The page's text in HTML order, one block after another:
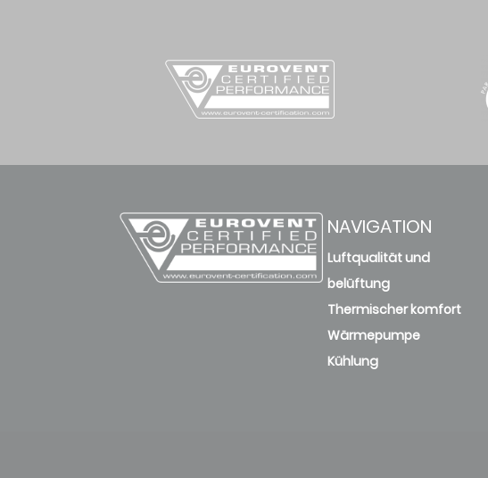
NAVIGATION
Luftqualität und
belüftung
Thermischer komfort
Wärmepumpe
Kühlung